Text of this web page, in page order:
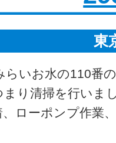
東
らいお水の110番
まり清掃を行いま
、ローポンプ作業